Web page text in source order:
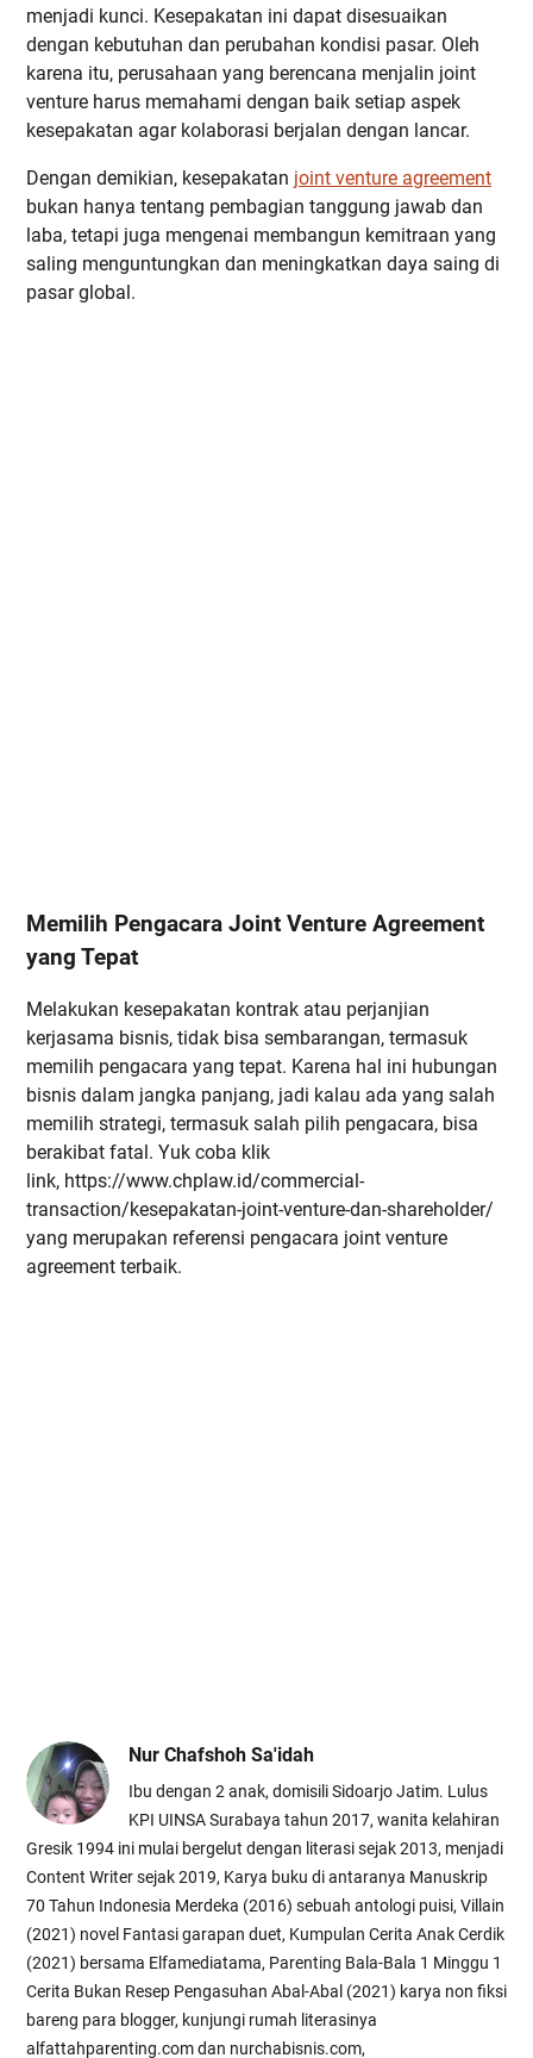
menjadi kunci. Kesepakatan ini dapat disesuaikan
dengan kebutuhan dan perubahan kondisi pasar. Oleh
karena itu, perusahaan yang berencana menjalin joint
venture harus memahami dengan baik setiap aspek
kesepakatan agar kolaborasi berjalan dengan lancar.
Dengan demikian, kesepakatan joint venture agreement
bukan hanya tentang pembagian tanggung jawab dan
laba, tetapi juga mengenai membangun kemitraan yang
saling menguntungkan dan meningkatkan daya saing di
pasar global.
Memilih Pengacara Joint Venture Agreement
yang Tepat
Melakukan kesepakatan kontrak atau perjanjian
kerjasama bisnis, tidak bisa sembarangan, termasuk
memilih pengacara yang tepat. Karena hal ini hubungan
bisnis dalam jangka panjang, jadi kalau ada yang salah
memilih strategi, termasuk salah pilih pengacara, bisa
berakibat fatal. Yuk coba klik
link, https://www.chplaw.id/commercial-
transaction/kesepakatan-joint-venture-dan-shareholder/
yang merupakan referensi pengacara joint venture
agreement terbaik.
Nur Chafshoh Sa'idah
Ibu dengan 2 anak, domisili Sidoarjo Jatim. Lulus
KPI UINSA Surabaya tahun 2017, wanita kelahiran
Gresik 1994 ini mulai bergelut dengan literasi sejak 2013, menjadi
Content Writer sejak 2019, Karya buku di antaranya Manuskrip
70 Tahun Indonesia Merdeka (2016) sebuah antologi puisi, Villain
(2021) novel Fantasi garapan duet, Kumpulan Cerita Anak Cerdik
(2021) bersama Elfamediatama, Parenting Bala-Bala 1 Minggu 1
Cerita Bukan Resep Pengasuhan Abal-Abal (2021) karya non fiksi
bareng para blogger, kunjungi rumah literasinya
alfattahparenting.com dan nurchabisnis.com,